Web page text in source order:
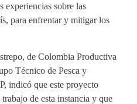
experiencias sobre las
para enfrentar y mitigar los
de Colombia Productiva
Técnico de Pesca y
indicó que este proyecto
de esta instancia y que